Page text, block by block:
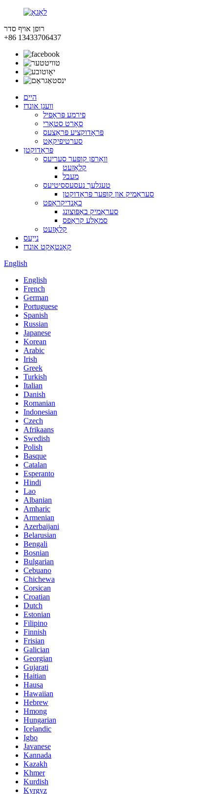
רופן אויף סדר
+86 13433706437
היים
וועגן אונדז
פירמע פּראָפיל
סאָרט סטאָרי
פּראָדוקציע פּראָצעס
סערטיפיקאַט
פּראָדוקטן
וואַרפן קופּער סעריעס
קלאָזעט
מעבל
טעגלעך נעסעססיטיעס
סעראַמיק און קופּער פּראָדוקטן
כאַנדיקראַפט
סעראַמיק באַפּוצונג
סמאָלע קראַפס
קלאָזעט
נייַעס
קאָנטאַקט אונדז
English
English
French
German
Portuguese
Spanish
Russian
Japanese
Korean
Arabic
Irish
Greek
Turkish
Italian
Danish
Romanian
Indonesian
Czech
Afrikaans
Swedish
Polish
Basque
Catalan
Esperanto
Hindi
Lao
Albanian
Amharic
Armenian
Azerbaijani
Belarusian
Bengali
Bosnian
Bulgarian
Cebuano
Chichewa
Corsican
Croatian
Dutch
Estonian
Filipino
Finnish
Frisian
Galician
Georgian
Gujarati
Haitian
Hausa
Hawaiian
Hebrew
Hmong
Hungarian
Icelandic
Igbo
Javanese
Kannada
Kazakh
Khmer
Kurdish
Kyrgyz